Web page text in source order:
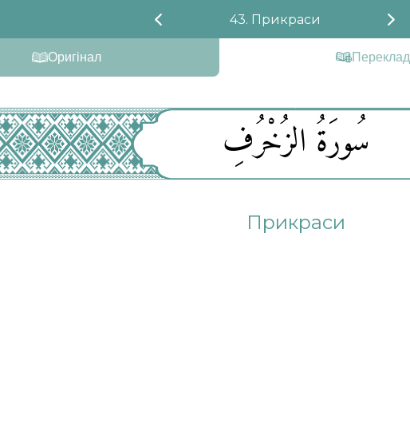
43. Прикраси
Оригінал Переклад
سُورَةُ الزُخْرُفِ
Прикраси